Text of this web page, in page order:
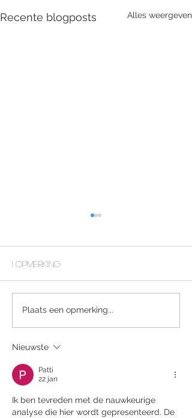
Recente blogposts Alles weergeven
GEEN IDEE - TOCH
1 opmerking
Plaats een opmerking...
Nieuwste
Patti
22 jan
Ik ben tevreden met de nauwkeurige
analyse die hier wordt gepresenteerd. De